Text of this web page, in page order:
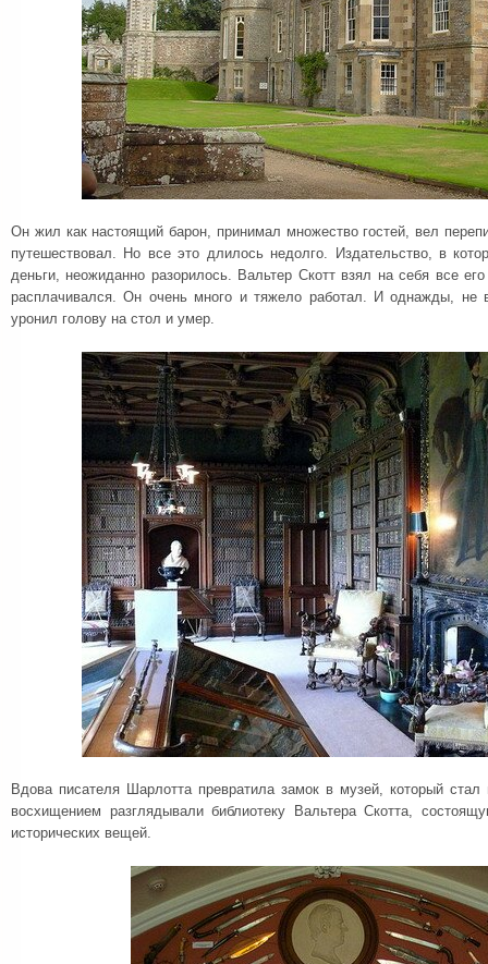
Он жил как настоящий барон, принимал множество гостей, вел
путешествовал. Но все это длилось недолго. Издательство, в
деньги, неожиданно разорилось. Вальтер Скотт взял на себя все
расплачивался. Он очень много и тяжело работал. И однажды, не
уронил голову на стол и умер.
Вдова писателя Шарлотта превратила замок в музей, который
восхищением разглядывали библиотеку Вальтера Скотта,
исторических вещей.